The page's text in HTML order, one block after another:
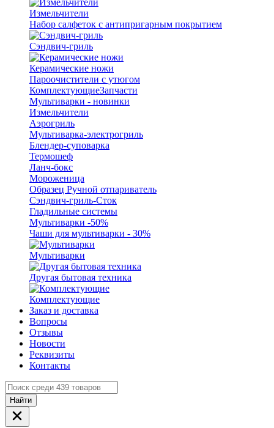
Измельчители
Набор салфеток с антипригарным покрытием
Сэндвич-гриль
Керамические ножи
Пароочистители с утюгом
КомплектующиеЗапчасти
Мультиварки - новинки
Измельчители
Аэрогриль
Мультиварка-электрогриль
Блендер-суповарка
Термошеф
Ланч-бокс
Мороженица
Образец Ручной отпариватель
Сэндвич-гриль-Сток
Гладильные системы
Мультиварки -50%
Чаши для мультиварки - 30%
Мультиварки
Другая бытовая техника
Комплектующие
Заказ и доставка
Вопросы
Отзывы
Новости
Реквизиты
Контакты
Найти